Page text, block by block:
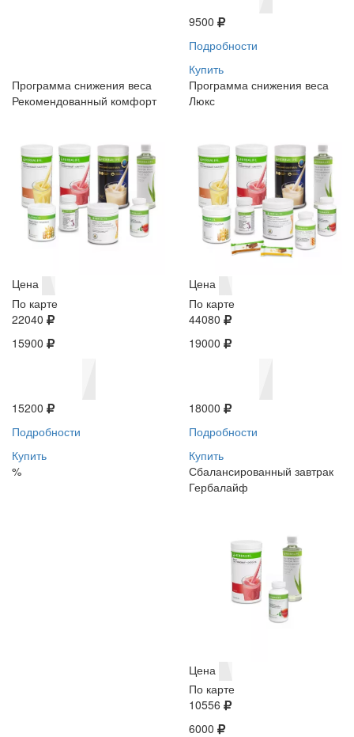
9500
Подробности
Купить
Программа снижения веса
Рекомендованный комфорт
Цена
По карте
22040
15900
15200
Подробности
Купить
%
Программа снижения веса
Люкс
Цена
По карте
44080
19000
18000
Подробности
Купить
Сбалансированный завтрак
Гербалайф
Цена
По карте
10556
6000